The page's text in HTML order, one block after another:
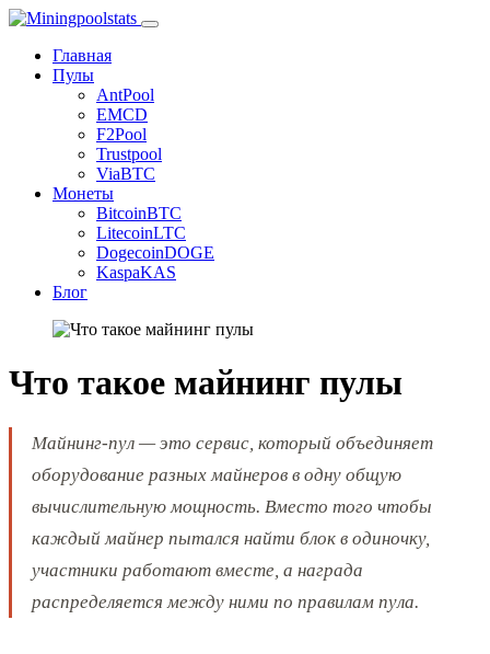
Главная
Пулы
AntPool
EMCD
F2Pool
Trustpool
ViaBTC
Монеты
BitcoinBTC
LitecoinLTC
DogecoinDOGE
KaspaKAS
Блог
Что такое майнинг пулы
Майнинг-пул — это сервис, который объединяет
оборудование разных майнеров в одну общую
вычислительную мощность. Вместо того чтобы
каждый майнер пытался найти блок в одиночку,
участники работают вместе, а награда
распределяется между ними по правилам пула.